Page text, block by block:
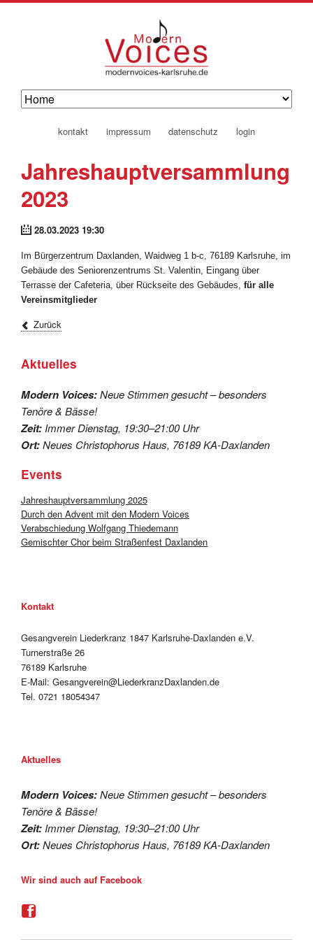
navigation
kontakt impressum datenschutz login
Jahreshauptversammlung
2023
28.03.2023 19:30
Im Bürgerzentrum Daxlanden, Waidweg 1 b-c, 76189 Karlsruhe, im
Gebäude des Seniorenzentrums St. Valentin, Eingang über
Terrasse der Cafeteria, über Rückseite des Gebäudes, für alle
Vereinsmitglieder
Zurück
Aktuelles
Modern Voices:Neue Stimmen gesucht – besonders
Tenöre & Bässe!
Zeit:Immer Dienstag, 19:30–21:00 Uhr
Ort:Neues Christophorus Haus, 76189 KA-Daxlanden
Events
Jahreshauptversammlung 2025
Durch den Advent mit den Modern Voices
Verabschiedung Wolfgang Thiedemann
Gemischter Chor beim Straßenfest Daxlanden
Kontakt
Gesangverein Liederkranz 1847 Karlsruhe-Daxlanden e.V.
Turnerstraße 26
76189 Karlsruhe
E-Mail: Gesangverein@LiederkranzDaxlanden.de
Tel. 0721 18054347
Aktuelles
Modern Voices:Neue Stimmen gesucht – besonders
Tenöre & Bässe!
Zeit:Immer Dienstag, 19:30–21:00 Uhr
Ort:Neues Christophorus Haus, 76189 KA-Daxlanden
Wir sind auch auf Facebook